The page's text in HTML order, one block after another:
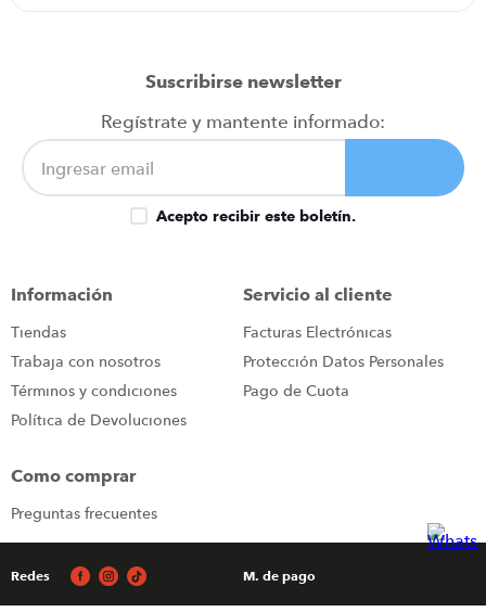
Suscribirse newsletter
Regístrate y mantente informado:
Acepto recibir este boletín.
Información
Tiendas
Trabaja con nosotros
Términos y condiciones
Política de Devoluciones
Servicio al cliente
Facturas Electrónicas
Protección Datos Personales
Pago de Cuota
Como comprar
Preguntas frecuentes
Redes M. de pago